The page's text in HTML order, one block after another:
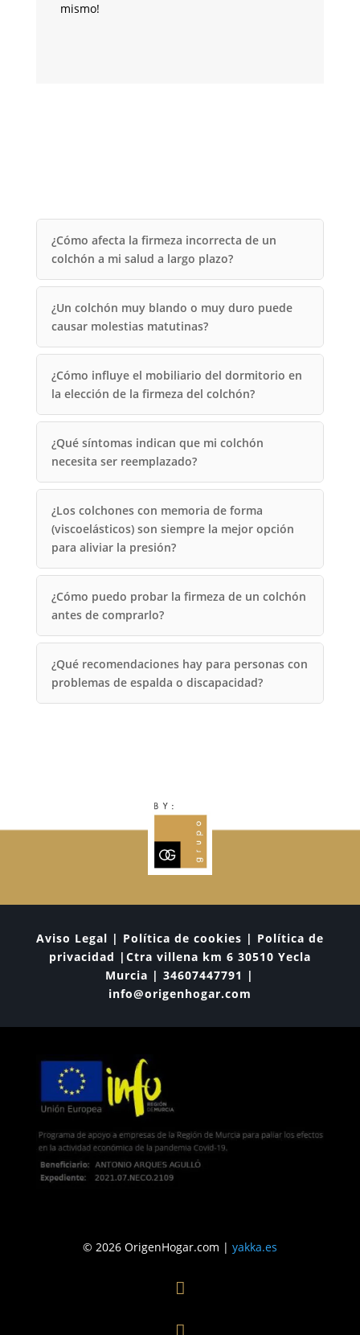
mismo!
¿Cómo afecta la firmeza incorrecta de un
colchón a mi salud a largo plazo?
¿Un colchón muy blando o muy duro puede
causar molestias matutinas?
¿Cómo influye el mobiliario del dormitorio en
la elección de la firmeza del colchón?
¿Qué síntomas indican que mi colchón
necesita ser reemplazado?
¿Los colchones con memoria de forma
(viscoelásticos) son siempre la mejor opción
para aliviar la presión?
¿Cómo puedo probar la firmeza de un colchón
antes de comprarlo?
¿Qué recomendaciones hay para personas con
problemas de espalda o discapacidad?
Aviso Legal | Política de cookies | Política de
privacidad |Ctra villena km 6 30510 Yecla
Murcia | 34607447791 |
info@origenhogar.com
© 2026 OrigenHogar.com | yakka.es

